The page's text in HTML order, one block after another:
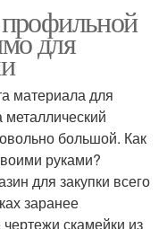
для
материала для
большой. Как
руками?
для закупки всего
заранее
скамейки из